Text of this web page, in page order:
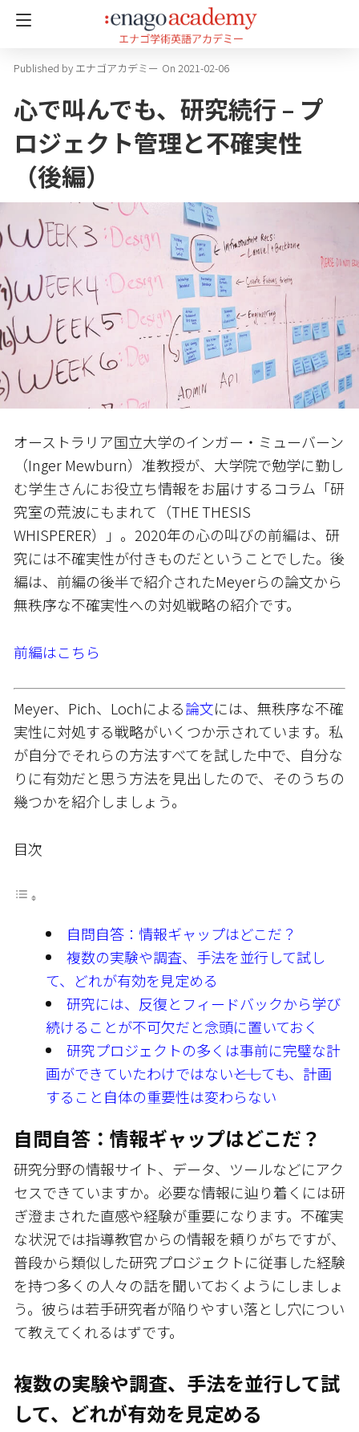
エナゴアカデミー On 2021-02-06
心で叫んでも、研究続行 – プ
ロジェクト管理と不確実性
（後編）
オーストラリア国立大学のインガー・ミューバーン
（Inger Mewburn）准教授が、大学院で勉学に勤し
む学生さんにお役立ち情報をお届けするコラム「研
究室の荒波にもまれて（THE THESIS
WHISPERER）」。2020年の心の叫びの前編は、研
究には不確実性が付きものだということでした。後
編は、前編の後半で紹介されたMeyerらの論文から
無秩序な不確実性への対処戦略の紹介です。
前編はこちら
Meyer、Pich、Lochによる論文には、無秩序な不確
実性に対処する戦略がいくつか示されています。私
が自分でそれらの方法すべてを試した中で、自分な
りに有効だと思う方法を見出したので、そのうちの
幾つかを紹介しましょう。
目次
自問自答：情報ギャップはどこだ？
複数の実験や調査、手法を並行して試し
て、どれが有効を見定める
研究には、反復とフィードバックから学び
続けることが不可欠だと念頭に置いておく
研究プロジェクトの多くは事前に完璧な計
画ができていたわけではない――としても、計画
すること自体の重要性は変わらない
自問自答：情報ギャップはどこだ？
研究分野の情報サイト、データ、ツールなどにアク
セスできていますか。必要な情報に辿り着くには研
ぎ澄まされた直感や経験が重要になります。不確実
な状況では指導教官からの情報を頼りがちですが、
普段から類似した研究プロジェクトに従事した経験
を持つ多くの人々の話を聞いておくようにしましょ
う。彼らは若手研究者が陥りやすい落とし穴につい
て教えてくれるはずです。
複数の実験や調査、手法を並行して試
して、どれが有効を見定める